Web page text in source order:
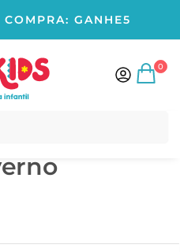
GANHE5
0
“calça para inverno bebê”